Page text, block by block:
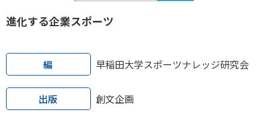
ソーシャルメディア運営方針
社会づくり
自治体との連携
各教育機関との連携
スポーツ振興団体との連携
【動画】スポーツでアクティブなまちづくり
進化する企業スポーツ
編 早稲田大学スポーツナレッジ研究会
出版 創文企画